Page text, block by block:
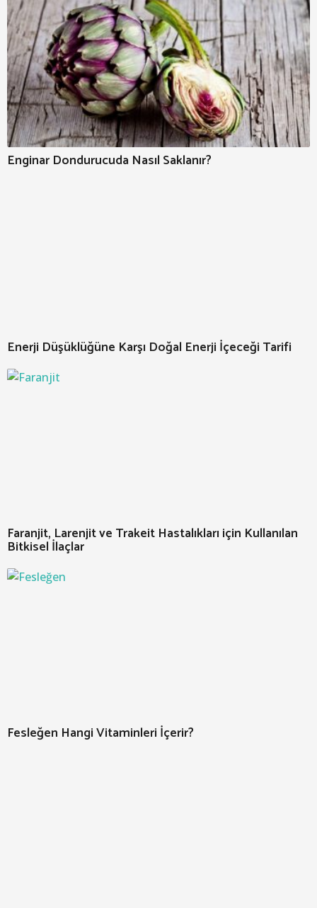
Enginar Dondurucuda Nasıl Saklanır?
Enerji Düşüklüğüne Karşı Doğal Enerji İçeceği Tarifi
Faranjit, Larenjit ve Trakeit Hastalıkları için Kullanılan
Bitkisel İlaçlar
Fesleğen Hangi Vitaminleri İçerir?